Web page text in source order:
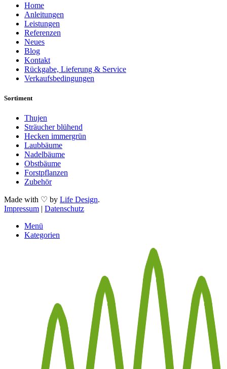
Home
Anleitungen
Leistungen
Referenzen
Neues
Blog
Kontakt
Rückgabe, Lieferung & Service
Verkaufsbedingungen
Sortiment
Thujen
Sträucher blühend
Hecken immergrün
Laubbäume
Nadelbäume
Obstbäume
Forstpflanzen
Zubehör
Made with ♡ by Life Design.
Impressum | Datenschutz
Menü
Kategorien